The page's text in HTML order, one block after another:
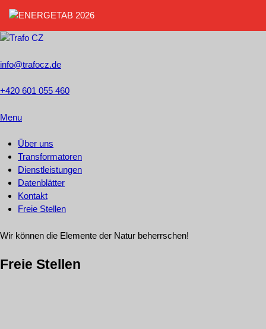
info@trafocz.de
+420 601 055 460
Menu
Über uns
Transformatoren
Dienstleistungen
Datenblätter
Kontakt
Freie Stellen
Wir können die Elemente der Natur beherrschen!
Freie Stellen